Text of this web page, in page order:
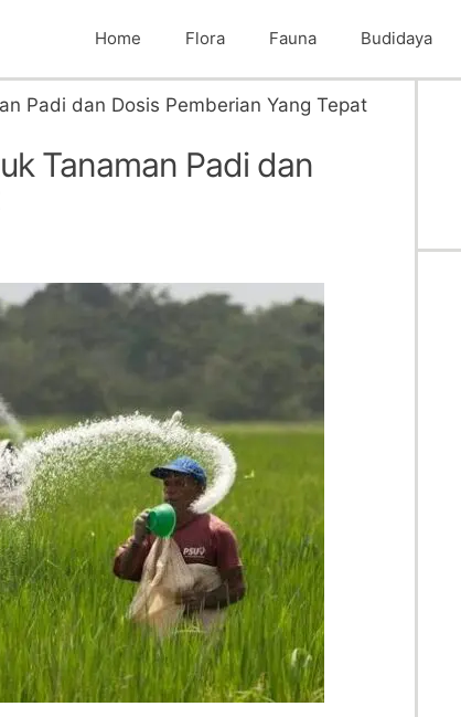
Home Flora Fauna Budidaya
Padi dan Dosis Pemberian Yang Tepat
Tanaman Padi dan